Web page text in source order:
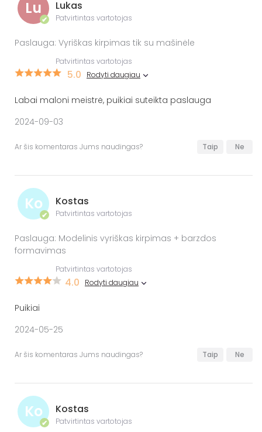
Lu
✔
Lukas
Patvirtintas vartotojas
Paslauga: Vyriškas kirpimas tik su mašinėle
Patvirtintas vartotojas
5.0 Rodyti daugiau
Labai maloni meistrė, puikiai suteikta paslauga
2024-09-03
Ar šis komentaras Jums naudingas? Taip Ne
Ko
✔
Kostas
Patvirtintas vartotojas
Paslauga: Modelinis vyriškas kirpimas + barzdos
formavimas
Patvirtintas vartotojas
4.0 Rodyti daugiau
Puikiai
2024-05-25
Ar šis komentaras Jums naudingas? Taip Ne
Ko
✔
Kostas
Patvirtintas vartotojas